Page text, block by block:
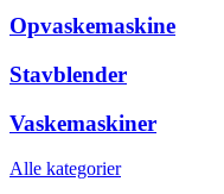
Opvaskemaskine
Stavblender
Vaskemaskiner
Alle kategorier